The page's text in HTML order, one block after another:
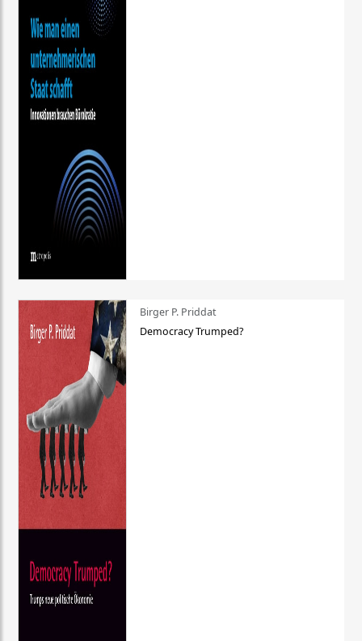
Birger P. Priddat
Democracy Trumped?